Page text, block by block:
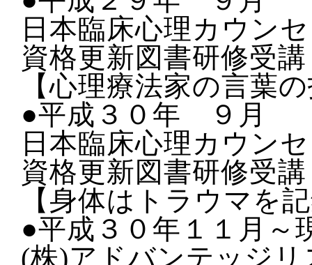
日本臨床心理カウン
資格更新図書研修受講
【心理療法家の言葉
●平成３０年 ９月
日本臨床心理カウン
資格更新図書研修受講
【身体はトラウマを
●平成３０年１１月～
(株)アドバンテッジ